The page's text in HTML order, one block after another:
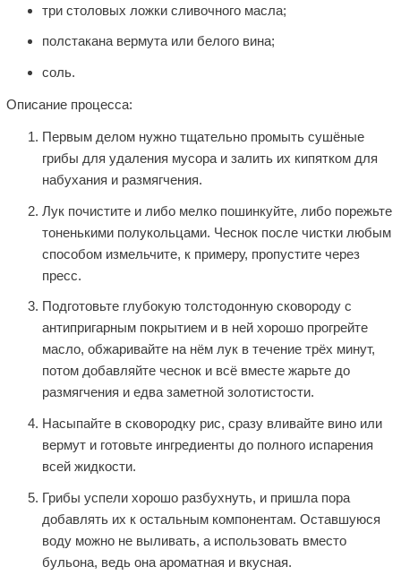
три столовых ложки сливочного масла;
полстакана вермута или белого вина;
соль.
Описание процесса:
Первым делом нужно тщательно промыть сушёные
грибы для удаления мусора и залить их кипятком для
набухания и размягчения.
Лук почистите и либо мелко пошинкуйте, либо порежьте
тоненькими полукольцами. Чеснок после чистки любым
способом измельчите, к примеру, пропустите через
пресс.
Подготовьте глубокую толстодонную сковороду с
антипригарным покрытием и в ней хорошо прогрейте
масло, обжаривайте на нём лук в течение трёх минут,
потом добавляйте чеснок и всё вместе жарьте до
размягчения и едва заметной золотистости.
Насыпайте в сковородку рис, сразу вливайте вино или
вермут и готовьте ингредиенты до полного испарения
всей жидкости.
Грибы успели хорошо разбухнуть, и пришла пора
добавлять их к остальным компонентам. Оставшуюся
воду можно не выливать, а использовать вместо
бульона, ведь она ароматная и вкусная.